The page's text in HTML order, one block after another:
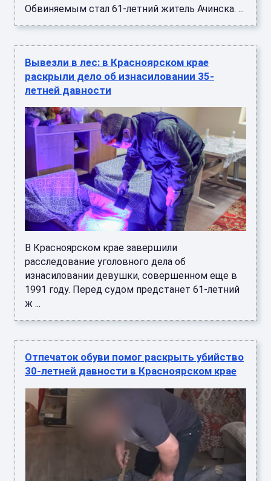
Обвиняемым стал 61-летний житель Ачинска. ...
Вывезли в лес: в Красноярском крае
раскрыли дело об изнасиловании 35-
летней давности
В Красноярском крае завершили
расследование уголовного дела об
изнасиловании девушки, совершенном еще в
1991 году. Перед судом предстанет 61-летний
ж ...
Отпечаток обуви помог раскрыть убийство
30-летней давности в Красноярском крае